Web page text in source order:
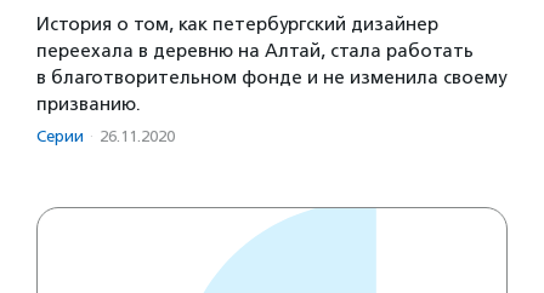
История о том, как петербургский дизайнер
переехала в деревню на Алтай, стала работать
в благотворительном фонде и не изменила своему
призванию.
Серии · 26.11.2020